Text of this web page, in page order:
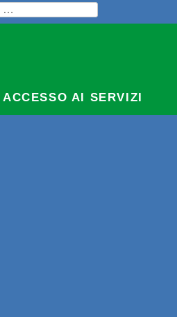
ACCESSO AI SERVIZI